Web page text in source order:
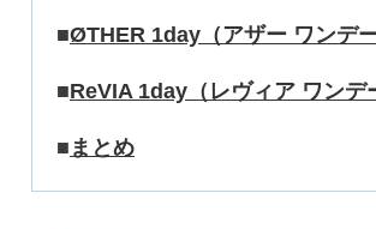
ØTHER 1day（アザー ワンデ
ReVIA 1day（レヴィア ワンデ
まとめ